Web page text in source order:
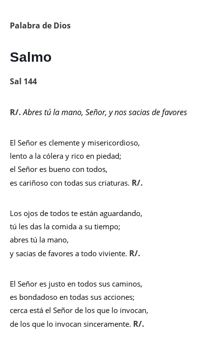
Palabra de Dios
Salmo
Sal 144
R/. Abres tú la mano, Señor, y nos sacias de favores
El Señor es clemente y misericordioso,
lento a la cólera y rico en piedad;
el Señor es bueno con todos,
es cariñoso con todas sus criaturas. R/.
Los ojos de todos te están aguardando,
tú les das la comida a su tiempo;
abres tú la mano,
y sacias de favores a todo viviente. R/.
El Señor es justo en todos sus caminos,
es bondadoso en todas sus acciones;
cerca está el Señor de los que lo invocan,
de los que lo invocan sinceramente. R/.